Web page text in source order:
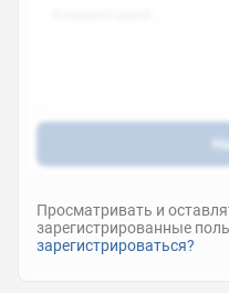
Просматривать и
зарегистрированные
зарегистрироваться?